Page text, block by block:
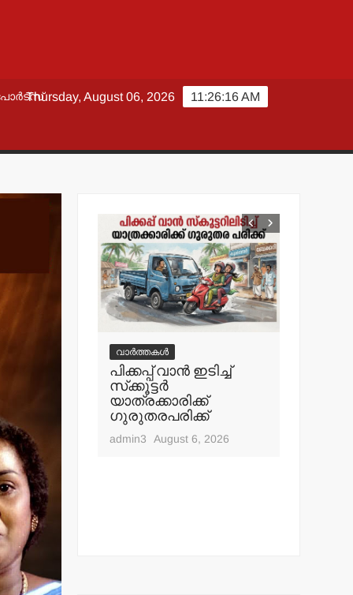
11:26:18 AM
Thursday, August 06, 2026
ജേക്കബ്
സ്റ്റോര്‍
6, 2026
വാർത്തകൾ
പിക്കപ്പ് വാന്‍ ഇടിച്ച്
സ്‌ക്കൂട്ടര്‍
യാത്രക്കാരിക്ക്
ഗുരുതരപരിക്ക്
admin3 August 6, 2026